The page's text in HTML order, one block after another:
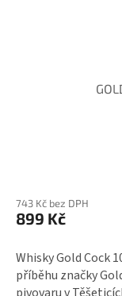
743 Kč bez DPH
899 Kč
Whisky Gold Cock
příběhu značky